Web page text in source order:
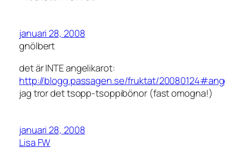
januari 28, 2008
gnölbert
det är INTE angelikarot:
http://blogg.passagen.se/fruktat/
jag tror det tsopp-tsoppibönor (fast omogna!)
januari 28, 2008
Lisa FW